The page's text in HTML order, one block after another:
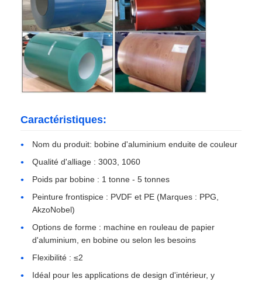
assiette en aluminium
Cercle en aluminium
bobine en aluminium
Bobine en aluminium de bande
Plaque à carreaux en aluminium
Aluminium de relief
Caractéristiques:
Nom du produit: bobine d'aluminium enduite de couleur
Qualité d'alliage : 3003, 1060
Poids par bobine : 1 tonne - 5 tonnes
Peinture frontispice : PVDF et PE (Marques : PPG,
AkzoNobel)
Options de forme : machine en rouleau de papier
d'aluminium, en bobine ou selon les besoins
Flexibilité : ≤2
Idéal pour les applications de design d'intérieur, y